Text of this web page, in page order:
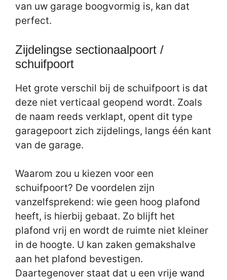
van uw garage boogvormig is, kan dat
perfect.
Zijdelingse sectionaalpoort /
schuifpoort
Het grote verschil bij de schuifpoort is dat
deze niet verticaal geopend wordt. Zoals
de naam reeds verklapt, opent dit type
garagepoort zich zijdelings, langs één kant
van de garage.
Waarom zou u kiezen voor een
schuifpoort? De voordelen zijn
vanzelfsprekend: wie geen hoog plafond
heeft, is hierbij gebaat. Zo blijft het
plafond vrij en wordt de ruimte niet kleiner
in de hoogte. U kan zaken gemakshalve
aan het plafond bevestigen.
Daartegenover staat dat u een vrije wand